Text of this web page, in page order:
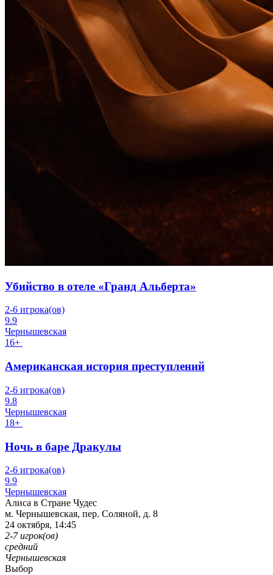
Убийство в отеле «Гранд Альберта»
2-6 игрока(ов)
9.9
Чернышевская
16+
Американская история преступлений
2-6 игрока(ов)
9.8
Чернышевская
18+
Ночь в баре Дракулы
2-6 игрока(ов)
9.9
Чернышевская
Алиса в Стране Чудес
м. Чернышевская, пер. Соляной, д. 8
24 октября, 14:45
2-7 игрок(ов)
средний
Чернышевская
Выбор